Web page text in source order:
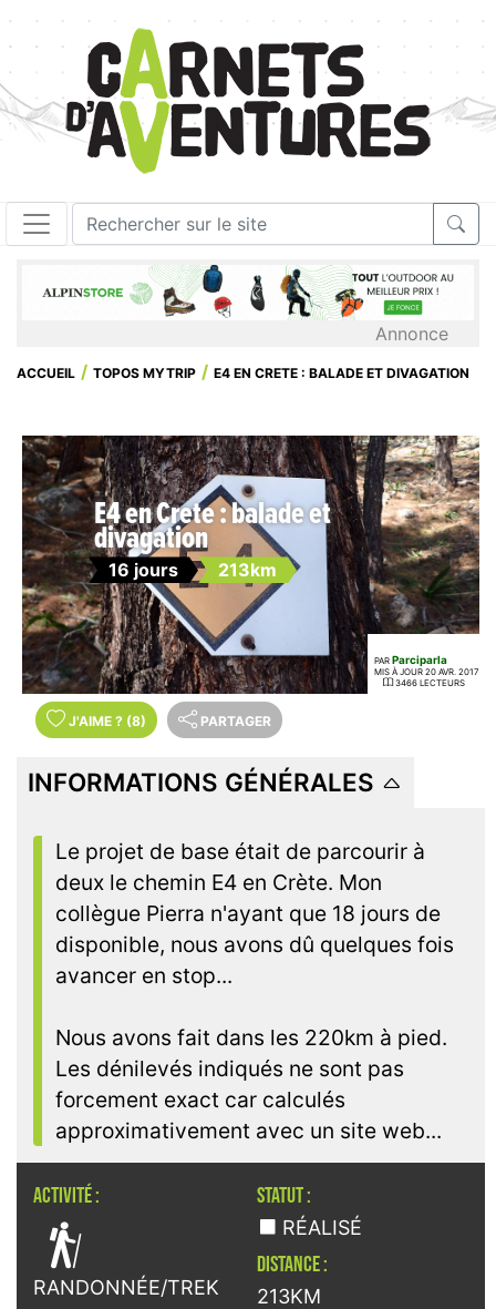
Annonce
ACCUEIL TOPOS MYTRIP E4 EN CRETE : BALADE ET DIVAGATION
E4 en Crete : balade et
divagation
16 jours 213km
PAR Parciparla
MIS À JOUR 20 AVR. 2017
3466 LECTEURS
J'AIME ? (8) PARTAGER
INFORMATIONS GÉNÉRALES
Le projet de base était de parcourir à
deux le chemin E4 en Crète. Mon
collègue Pierra n'ayant que 18 jours de
disponible, nous avons dû quelques fois
avancer en stop...
Nous avons fait dans les 220km à pied.
Les dénilevés indiqués ne sont pas
forcement exact car calculés
approximativement avec un site web...
ACTIVITÉ :

RANDONNÉE/TREK
STATUT :
RÉALISÉ
DISTANCE :
213KM